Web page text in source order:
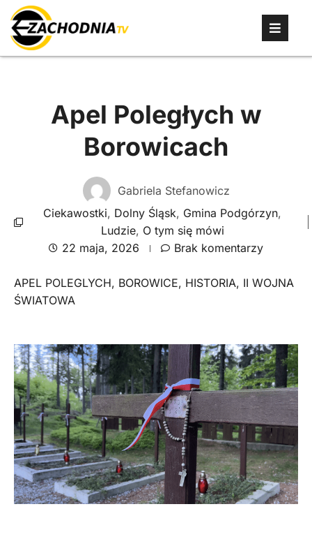
Apel Poległych w
Borowicach
Gabriela Stefanowicz
Ciekawostki, Dolny Śląsk, Gmina Podgórzyn,
Ludzie, O tym się mówi
22 maja, 2026
Brak komentarzy
APEL POLEGLYCH, BOROWICE, HISTORIA, II WOJNA
ŚWIATOWA